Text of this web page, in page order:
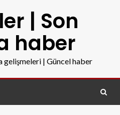
| Son
haber
gelişmeleri | Güncel haber